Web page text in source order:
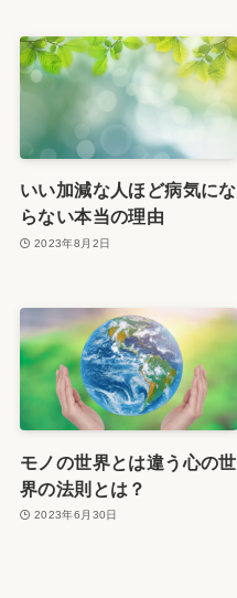
いい加減な人ほど病気にな
らない本当の理由
2023年8月2日
モノの世界とは違う心の世
界の法則とは？
2023年6月30日